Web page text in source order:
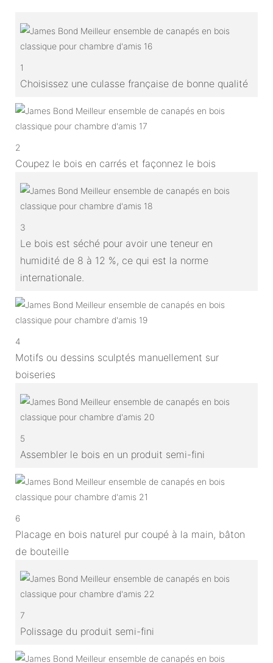
1
Choisissez une culasse française de bonne qualité
2
Coupez le bois en carrés et façonnez le bois
3
Le bois est séché pour avoir une teneur en
humidité de 8 à 12 %, ce qui est la norme
internationale.
4
Motifs ou dessins sculptés manuellement sur
boiseries
5
Assembler le bois en un produit semi-fini
6
Placage en bois naturel pur coupé à la main, bâton
de bouteille
7
Polissage du produit semi-fini